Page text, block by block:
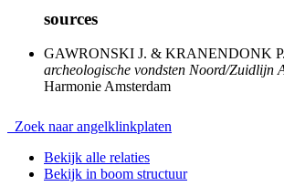
sources
GAWRONSKI J. & KRANENDONK
archeologische vondsten Noord/Zuidlijn
Harmonie Amsterdam
Zoek naar angelklinkplaten
Bekijk alle relaties
Bekijk in boom structuur